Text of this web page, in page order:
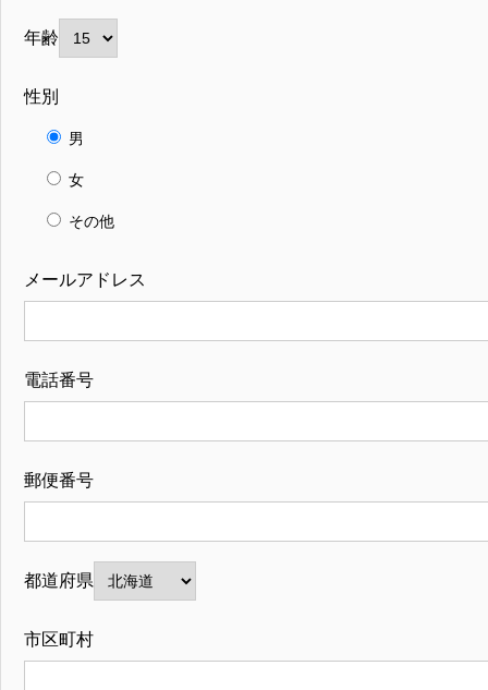
年齢
性別
男
女
その他
メールアドレス
電話番号
郵便番号
都道府県
市区町村